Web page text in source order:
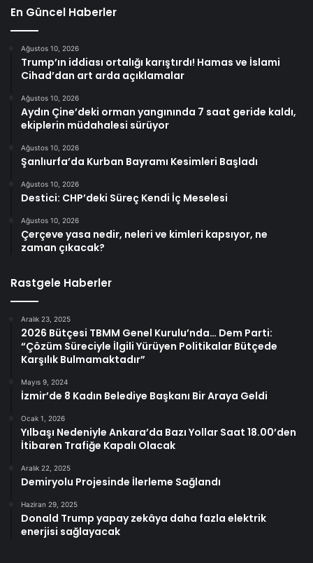
En Güncel Haberler
Ağustos 10, 2026
Trump’ın iddiası ortalığı karıştırdı! Hamas ve İslami
Cihad’dan art arda açıklamalar
Ağustos 10, 2026
Aydın Çine’deki orman yangınında 7 saat geride kaldı,
ekiplerin müdahalesi sürüyor
Ağustos 10, 2026
Şanlıurfa’da Kurban Bayramı Kesimleri Başladı
Ağustos 10, 2026
Destici: CHP’deki Süreç Kendi İç Meselesi
Ağustos 10, 2026
Çerçeve yasa nedir, neleri ve kimleri kapsıyor, ne
zaman çıkacak?
Rastgele Haberler
Aralık 23, 2025
2026 Bütçesi TBMM Genel Kurulu’nda… Dem Parti:
“Çözüm Süreciyle İlgili Yürüyen Politikalar Bütçede
Karşılık Bulmamaktadır”
Mayıs 9, 2024
İzmir’de 8 Kadın Belediye Başkanı Bir Araya Geldi
Ocak 1, 2026
Yılbaşı Nedeniyle Ankara’da Bazı Yollar Saat 18.00’den
İtibaren Trafiğe Kapalı Olacak
Aralık 22, 2025
Demiryolu Projesinde İlerleme Sağlandı
Haziran 29, 2025
Donald Trump yapay zekâya daha fazla elektrik
enerjisi sağlayacak